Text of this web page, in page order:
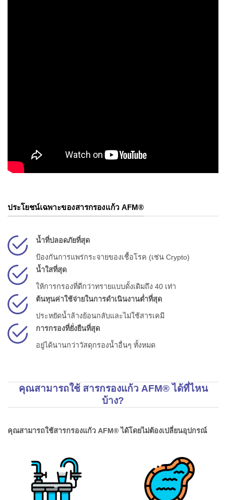
ประโยชน์เฉพาะของสารกรองแก้ว AFM®
น้ำที่ปลอดภัยที่สุด
ป้องกันการแพร่กระจายของเชื้อโรค (เช่น Crypto)
น้ำใสที่สุด
ให้การกรองที่ดีกว่าทรายแบบดั้งเดิมถึง 40 เท่า
ต้นทุนค่าใช้จ่ายในการดำเนินงานต่ำที่สุด
ประหยัดน้ำล้างย้อนกลับและไม่ใช้สารเคมี
การกรองที่ยั่งยืนที่สุด
อยู่ได้นานกว่าวัสดุกรองน้ำอื่นๆ ทั้งหมด
คุณสามารถใช้ สารกรองแก้ว AFM® ได้ที่ไหน
บ้าง?
คุณสามารถใช้สารกรองแก้ว AFM® ได้โดยไม่ต้องเปลี่ยนอุปกรณ์